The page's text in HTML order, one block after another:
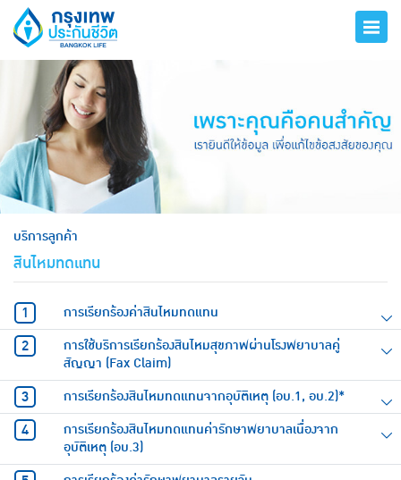
บริการลูกค้า
สินไหมทดแทน
การเรียกร้องค่าสินไหมทดแทน
การใช้บริการเรียกร้องสินไหมสุขภาพผ่านโรงพยาบาลคู่
สัญญา (Fax Claim)
การเรียกร้องสินไหมทดแทนจากอุบัติเหตุ (อบ.1, อบ.2)*
การเรียกร้องสินไหมทดแทนค่ารักษาพยาบาลเนื่องจาก
อุบัติเหตุ (อบ.3)